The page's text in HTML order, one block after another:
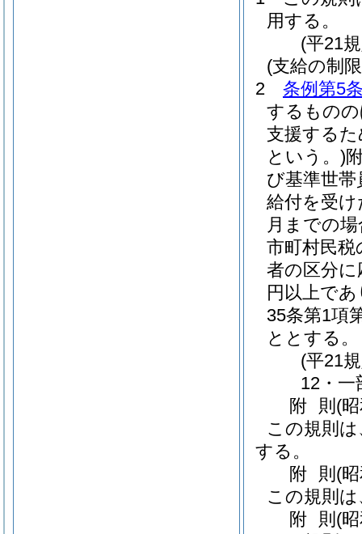
用する。
(平21
(支給の制
2
条例第5
するもの
支援する
という。)
び基準世
給付を受
月までの
市町村民
者の区分に
円以上で
35条第1項
ととする。
(平21
12・一
附 則 (
この規則
する。
附 則 (
この規則
附 則 (